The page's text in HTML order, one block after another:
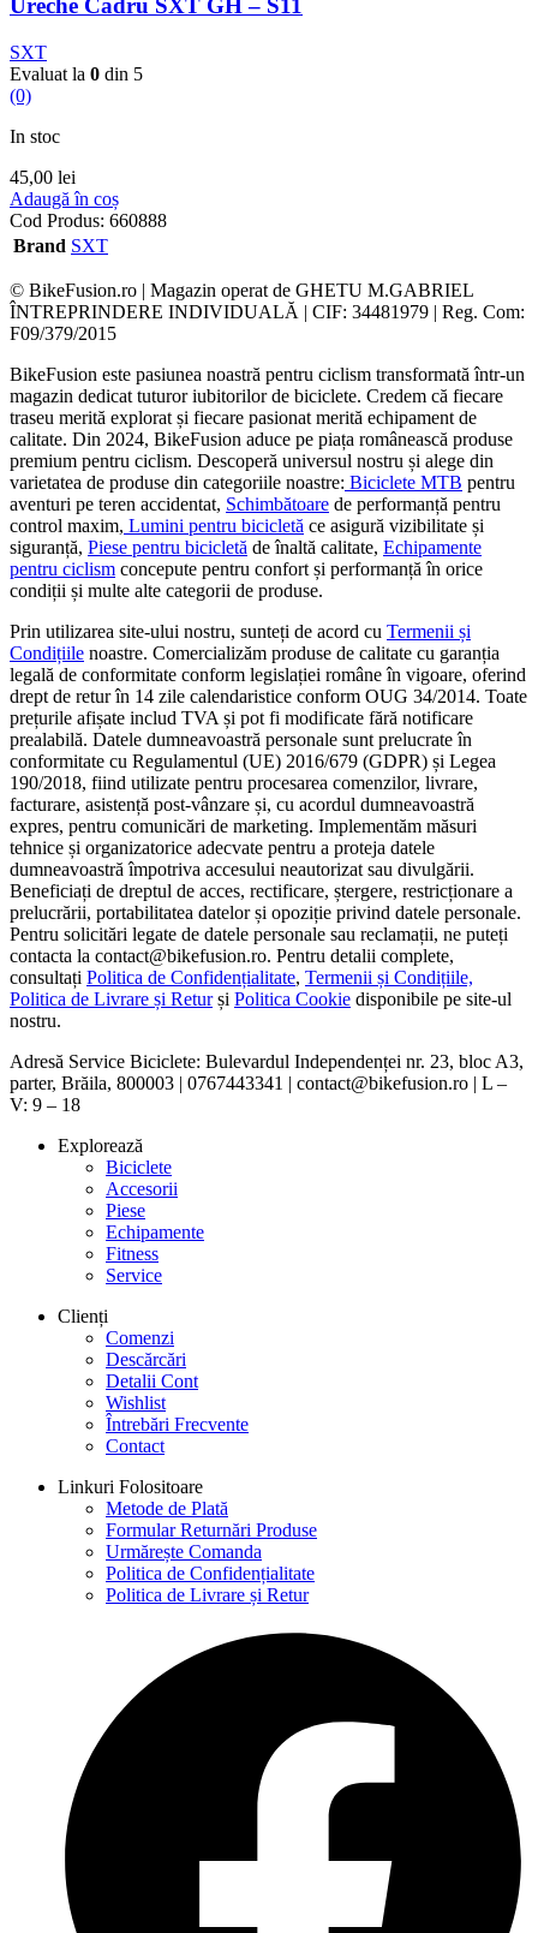
Ureche Cadru SXT GH – S11
SXT
Evaluat la 0 din 5
(0)
In stoc
45,00 lei
Adaugă în coș
Cod Produs: 660888
Brand SXT
© BikeFusion.ro | Magazin operat de GHETU M.GABRIEL
ÎNTREPRINDERE INDIVIDUALĂ | CIF: 34481979 | Reg. Com:
F09/379/2015
BikeFusion este pasiunea noastră pentru ciclism transformată într-un
magazin dedicat tuturor iubitorilor de biciclete. Credem că fiecare
traseu merită explorat și fiecare pasionat merită echipament de
calitate. Din 2024, BikeFusion aduce pe piața românească produse
premium pentru ciclism. Descoperă universul nostru și alege din
varietatea de produse din categoriile noastre: Biciclete MTB pentru
aventuri pe teren accidentat, Schimbătoare de performanță pentru
control maxim, Lumini pentru bicicletă ce asigură vizibilitate și
siguranță, Piese pentru bicicletă de înaltă calitate, Echipamente
pentru ciclism concepute pentru confort și performanță în orice
condiții și multe alte categorii de produse.
Prin utilizarea site-ului nostru, sunteți de acord cu Termenii și
Condițiile noastre. Comercializăm produse de calitate cu garanția
legală de conformitate conform legislației române în vigoare, oferind
drept de retur în 14 zile calendaristice conform OUG 34/2014. Toate
prețurile afișate includ TVA și pot fi modificate fără notificare
prealabilă. Datele dumneavoastră personale sunt prelucrate în
conformitate cu Regulamentul (UE) 2016/679 (GDPR) și Legea
190/2018, fiind utilizate pentru procesarea comenzilor, livrare,
facturare, asistență post-vânzare și, cu acordul dumneavoastră
expres, pentru comunicări de marketing. Implementăm măsuri
tehnice și organizatorice adecvate pentru a proteja datele
dumneavoastră împotriva accesului neautorizat sau divulgării.
Beneficiați de dreptul de acces, rectificare, ștergere, restricționare a
prelucrării, portabilitatea datelor și opoziție privind datele personale.
Pentru solicitări legate de datele personale sau reclamații, ne puteți
contacta la contact@bikefusion.ro. Pentru detalii complete,
consultați Politica de Confidențialitate, Termenii și Condițiile,
Politica de Livrare și Returși Politica Cookie disponibile pe site-ul
nostru.
Adresă Service Biciclete: Bulevardul Independenței nr. 23, bloc A3,
parter, Brăila, 800003 | 0767443341 | contact@bikefusion.ro | L –
V: 9 – 18
Explorează
Biciclete
Accesorii
Piese
Echipamente
Fitness
Service
Clienți
Comenzi
Descărcări
Detalii Cont
Wishlist
Întrebări Frecvente
Contact
Linkuri Folositoare
Metode de Plată
Formular Returnări Produse
Urmărește Comanda
Politica de Confidențialitate
Politica de Livrare și Retur